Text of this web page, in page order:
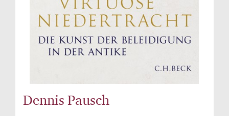
Dennis Pausch